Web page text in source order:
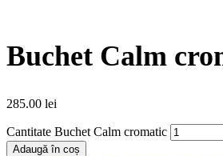
Buchet Calm
285.00 lei
Cantitate Buchet Calm cromatic
Adaugă în coș